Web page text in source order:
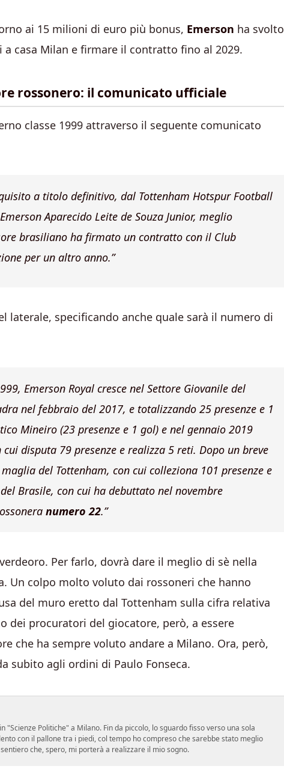
ai 15 milioni di euro più bonus, Emerson ha svolto
casa Milan e firmare il contratto fino al 2029.
rossonero: il comunicato ufficiale
classe 1999 attraverso il seguente comunicato
a titolo definitivo, dal Tottenham Hotspur Football
Aparecido Leite de Souza Junior, meglio
brasiliano ha firmato un contratto con il Club
per un altro anno.”
laterale, specificando anche quale sarà il numero di
Emerson Royal cresce nel Settore Giovanile del
nel febbraio del 2017, e totalizzando 25 presenze e 1
Mineiro (23 presenze e 1 gol) e nel gennaio 2019
disputa 79 presenze e realizza 5 reti. Dopo un breve
del Tottenham, con cui colleziona 101 presenze e
Brasile, con cui ha debuttato nel novembre
numero 22.”
Per farlo, dovrà dare il meglio di sè nella
Un colpo molto voluto dai rossoneri che hanno
del muro eretto dal Tottenham sulla cifra relativa
dei procuratori del giocatore, però, a essere
che ha sempre voluto andare a Milano. Ora, però,
subito agli ordini di Paulo Fonseca.
"Scienze Politiche" a Milano. Fin da piccolo, lo sguardo fisso verso una sola
con il pallone tra i piedi, col tempo ho compreso che sarebbe stato meglio
che, spero, mi porterà a realizzare il mio sogno.